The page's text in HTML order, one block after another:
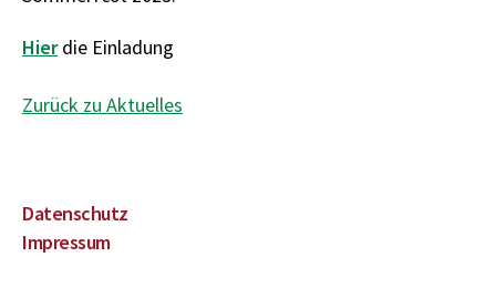
Hierdie Einladung
Zurück zu Aktuelles
Datenschutz
Impressum